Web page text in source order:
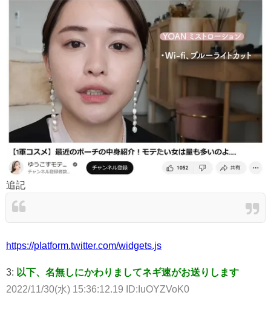
追記
https://platform.twitter.com/widgets.js
3: 以下、名無しにかわりましてネギ速がお送りします
2022/11/30(水) 15:36:12.19 ID:IuOYZVoK0